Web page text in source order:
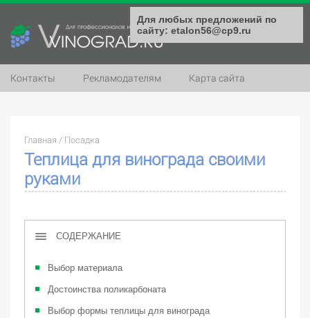
Контакты Рекламодателям Карта сайта
Главная / Посадка
Теплица для винограда своими
руками
СОДЕРЖАНИЕ
Выбор материала
Достоинства поликарбоната
Выбор формы теплицы для винограда
Для любых предложений по
сайту: etalon56@cp9.ru